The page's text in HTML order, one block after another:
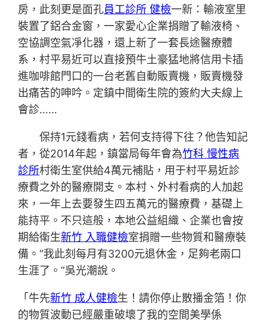
房，此刻更是面孔員工診所 健檢一新：輸液室里
裝置了鋁合金窗，一家愛心企業捐贈了輸液椅、
空協調空氣凈化器，還上新了一套長途醫療體
系，村平易近可以直接預牛土豪猛地將信用卡插
進咖啡館門口的一台老舊自動販賣機，販賣機發
出痛苦的呻吟。定鎮中間衛生院的簽約大夫線上
會診……
保持1元錢看病，若何支持得下往？他告知記
者，從2014年起，鎮當局每年會為竹科 慢性病
診所村衛生室供給4萬元補貼，用于村平易近診
療費之外的醫療開支。本村、外村看病的人加起
來，一年上去要發生四五萬元的醫療費，基礎上
能持平。不只這般，本地公益組織、企業也會按
期給衛生新竹 入職健檢室捐贈一些物質和醫療裝
備。“我此刻每月有3200元退休金，足夠老兩口
生涯了。”吳光潮說。
「牛先新竹 成人健檢生！請你停止散播金箔！你
的物質波動已經嚴重破壞了我的空間美學係